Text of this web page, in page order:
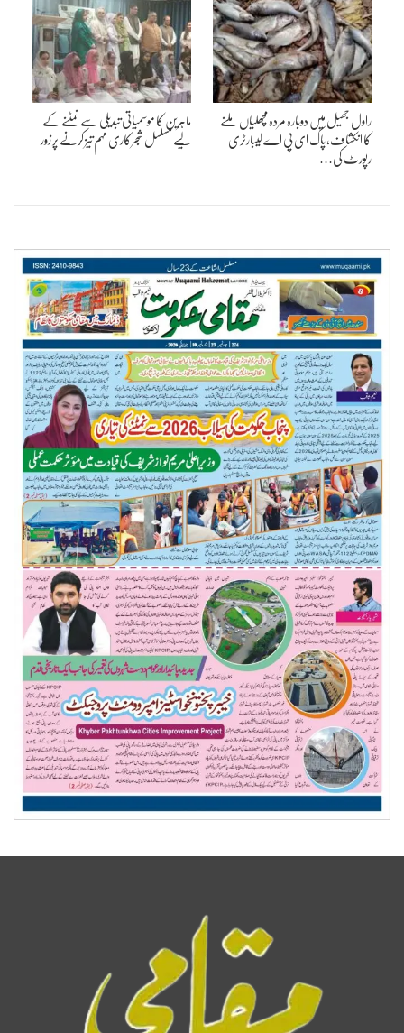
راول جھیل میں دوبارہ مردہ مچھلیاں ملنے
کا انکشاف، پاک ای پی اے لیبارٹری
رپورٹ کی…
ماہرین کا موسمیاتی تبدیلی سے نمٹنے کے
لیے مسلسل شجرکاری مہم تیز کرنے پر زور